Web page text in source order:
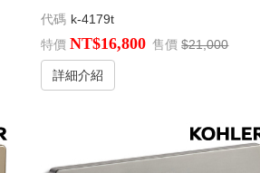
代碼 k-4179t
特價 NT$16,800 售價 $21,000
詳細介紹